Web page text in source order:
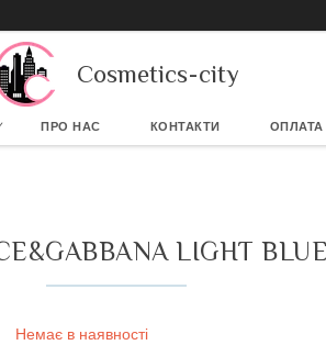
Cosmetics-city
ПРО НАС КОНТАКТИ ОПЛАТА
LIGHT
Немає в наявності